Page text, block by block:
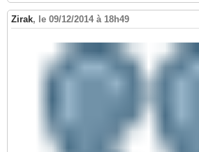
Zirak, le 09/12/2014 à 18h49